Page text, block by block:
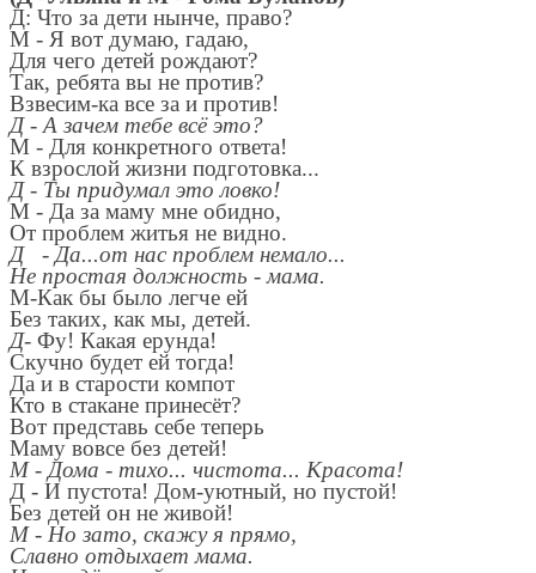
Д: Что за дети нынче, право?
М - Я вот думаю, гадаю,
Для чего детей рождают?
Так, ребята вы не против?
Взвесим-ка все за и против!
Д - А зачем тебе всё это?
М - Для конкретного ответа!
К взрослой жизни подготовка...
Д - Ты придумал это ловко!
М - Да за маму мне обидно,
От проблем житья не видно.
Д - Да...от нас проблем немало...
Не простая должность - мама.
М-Как бы было легче ей
Без таких, как мы, детей.
Д- Фу! Какая ерунда!
Скучно будет ей тогда!
Да и в старости компот
Кто в стакане принесёт?
Вот представь себе теперь
Маму вовсе без детей!
М - Дома - тихо... чистота... Красота!
Д - И пустота! Дом-уютный, но пустой!
Без детей он не живой!
М - Но зато, скажу я прямо,
Славно отдыхает мама.